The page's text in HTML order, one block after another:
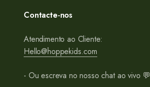
Contacte-nos
Atendimento ao Cliente:
Hello@hoppekids.com
- Ou escreva no nosso chat ao vivo 💬